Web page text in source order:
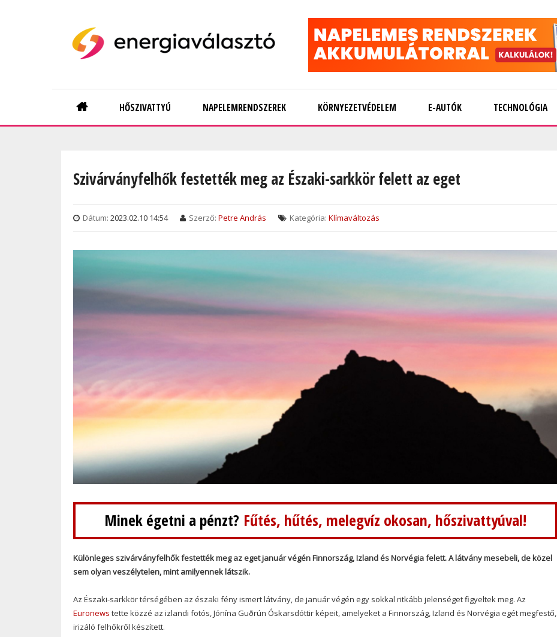
Main
navigation
HŐSZIVATTYÚ NAPELEMRENDSZEREK KÖRNYEZETVÉDELEM E-AUTÓK TECHNOLÓGIA
Szivárványfelhők festették meg az Északi-sarkkör felett az eget
Dátum: 2023.02.10 14:54 Szerző: Petre András Kategória: Klímaváltozás
Minek égetni a pénzt? Fűtés, hűtés, melegvíz okosan, hőszivattyúval!
Különleges szivárványfelhők festették meg az eget január végén Finnország, Izland és Norvégia felett. A látvány mesebeli, de közel
sem olyan veszélytelen, mint amilyennek látszik.
Az Északi-sarkkör térségében az északi fény ismert látvány, de január végén egy sokkal ritkább jelenséget figyeltek meg. Az
Euronews tette közzé az izlandi fotós, Jónína Guðrún Óskarsdóttir képeit, amelyeket a Finnország, Izland és Norvégia egét megfestő,
irizáló felhőkről készített.